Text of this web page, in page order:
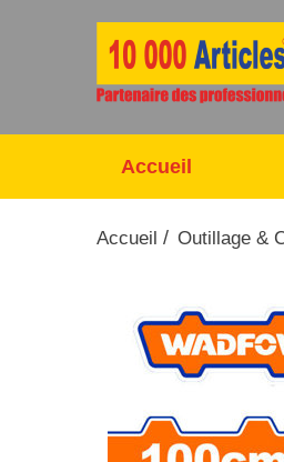
Accueil
Accueil / Outillage &